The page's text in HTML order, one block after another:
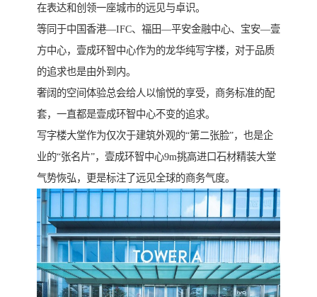
在表达和创领一座城市的远见与卓识。
等同于中国香港—IFC、福田—平安金融中心、宝安—壹
方中心，壹成环智中心作为的龙华纯写字楼，对于品质
的追求也是由外到内。
奢阔的空间体验总会给人以愉悦的享受，商务标准的配
套，一直都是壹成环智中心不变的追求。
写字楼大堂作为仅次于建筑外观的“第二张脸”，也是企
业的“张名片”，壹成环智中心9m挑高进口石材精装大堂
气势恢弘，更是标注了远见全球的商务气度。